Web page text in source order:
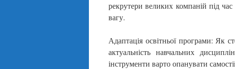
рекрутери великих компаній під
вагу.
Адаптація освітньої програми: Як
актуальність навчальних
інструменти варто опанувати